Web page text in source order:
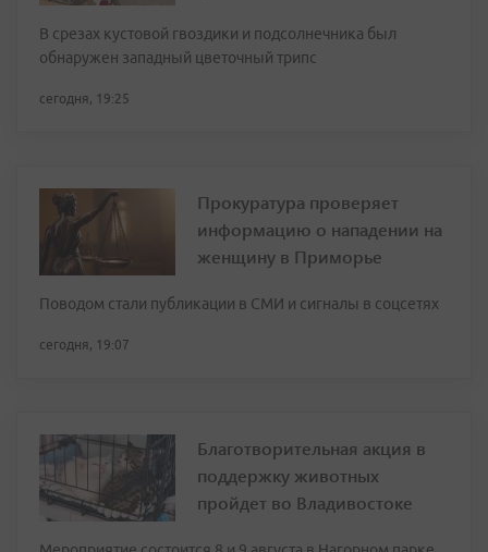
В срезах кустовой гвоздики и подсолнечника был
обнаружен западный цветочный трипс
сегодня, 19:25
Прокуратура проверяет
информацию о нападении на
женщину в Приморье
Поводом стали публикации в СМИ и сигналы в соцсетях
сегодня, 19:07
Благотворительная акция в
поддержку животных
пройдет во Владивостоке